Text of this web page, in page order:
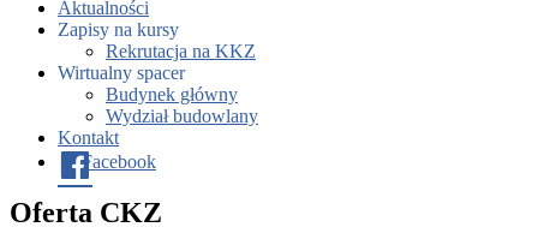
Aktualności
Zapisy na kursy
Rekrutacja na KKZ
Wirtualny spacer
Budynek główny
Wydział budowlany
Kontakt
Facebook
Oferta CKZ